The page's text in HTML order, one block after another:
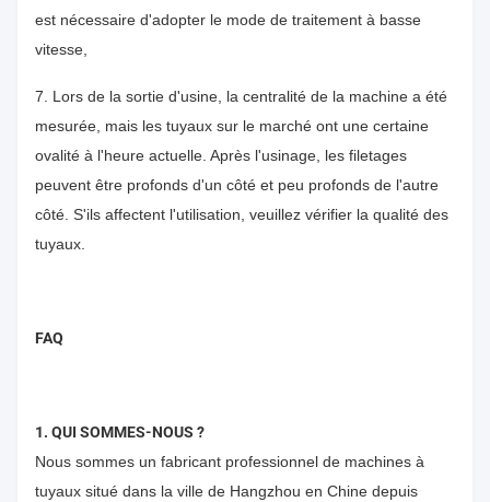
est nécessaire d'adopter le mode de traitement à basse
vitesse,
7. Lors de la sortie d'usine, la centralité de la machine a été
mesurée, mais les tuyaux sur le marché ont une certaine
ovalité à l'heure actuelle. Après l'usinage, les filetages
peuvent être profonds d'un côté et peu profonds de l'autre
côté. S'ils affectent l'utilisation, veuillez vérifier la qualité des
tuyaux.
FAQ
1. QUI SOMMES-NOUS ?
Nous sommes un fabricant professionnel de machines à
tuyaux situé dans la ville de Hangzhou en Chine depuis